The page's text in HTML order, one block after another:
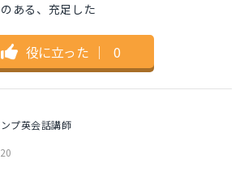
ある、充足した
役に立った ｜ 0
プ英会話講師